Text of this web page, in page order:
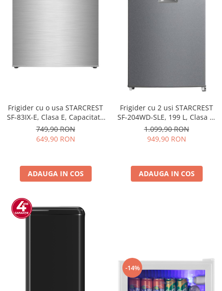
Frigider cu o usa STARCREST
SF-83IX-E, Clasa E, Capacitate
83L, Iluminare interioara,
Compartiment gheata, H 85
cm, Inox
749,90 RON
649,90 RON
ADAUGA IN COS
Frigider cu 2 usi STARCREST
SF-204WD-SLE, 199 L, Clasa E,
Dozator Apa, Iluminare LED,
Termostat Ajustabil, Usi
reversibile, H 143 cm, Argintiu
1.099,90 RON
949,90 RON
ADAUGA IN COS
-14%